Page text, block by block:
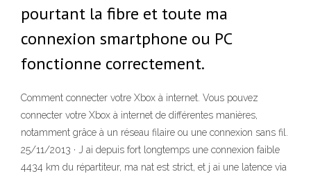
pourtant la fibre et toute ma
connexion smartphone ou PC
fonctionne correctement.
Comment connecter votre Xbox à internet. Vous pouvez
connecter votre Xbox à internet de différentes manières,
notamment grâce à un réseau filaire ou une connexion sans fil.
25/11/2013 · J ai depuis fort longtemps une connexion faible
4434 km du répartiteur, ma nat est strict, et j ai une latence via